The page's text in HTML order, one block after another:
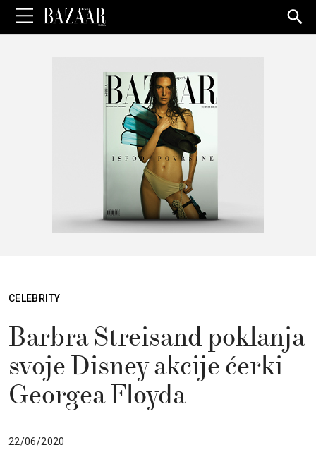
for:
CELEBRITY
Barbra Streisand poklanja
svoje Disney akcije ćerki
Georgea Floyda
22/06/2020